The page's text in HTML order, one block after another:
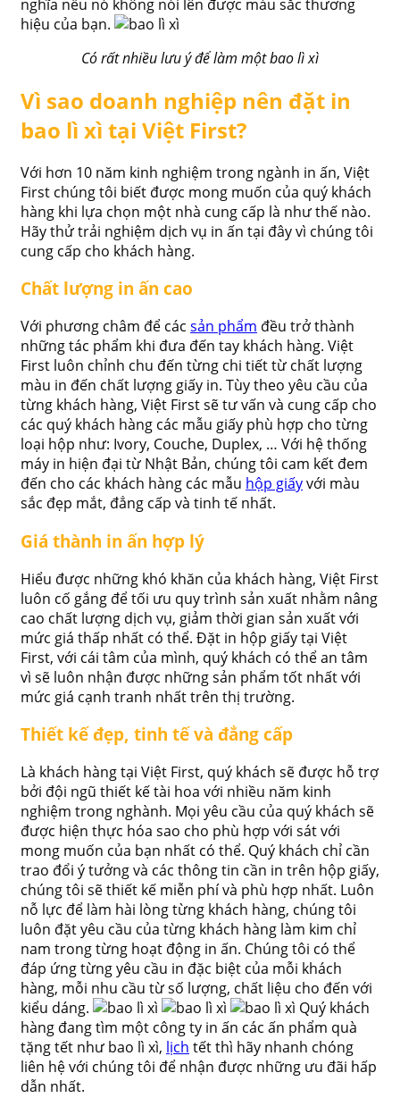
nghĩa nếu nó không nói lên được màu sắc thương
hiệu của bạn.
Có rất nhiều lưu ý để làm một bao lì xì
Vì sao doanh nghiệp nên đặt in
bao lì xì tại Việt First?
Với hơn 10 năm kinh nghiệm trong ngành in ấn, Việt
First chúng tôi biết được mong muốn của quý khách
hàng khi lựa chọn một nhà cung cấp là như thế nào.
Hãy thử trải nghiệm dịch vụ in ấn tại đây vì chúng tôi
cung cấp cho khách hàng.
Chất lượng in ấn cao
Với phương châm để các sản phẩm đều trở thành
những tác phẩm khi đưa đến tay khách hàng. Việt
First luôn chỉnh chu đến từng chi tiết từ chất lượng
màu in đến chất lượng giấy in. Tùy theo yêu cầu của
từng khách hàng, Việt First sẽ tư vấn và cung cấp cho
các quý khách hàng các mẫu giấy phù hợp cho từng
loại hộp như: Ivory, Couche, Duplex, … Với hệ thống
máy in hiện đại từ Nhật Bản, chúng tôi cam kết đem
đến cho các khách hàng các mẫu hộp giấyvới màu
sắc đẹp mắt, đẳng cấp và tinh tế nhất.
Giá thành in ấn hợp lý
Hiểu được những khó khăn của khách hàng, Việt First
luôn cố gắng để tối ưu quy trình sản xuất nhằm nâng
cao chất lượng dịch vụ, giảm thời gian sản xuất với
mức giá thấp nhất có thể. Đặt in hộp giấy tại Việt
First, với cái tâm của mình, quý khách có thể an tâm
vì sẽ luôn nhận được những sản phẩm tốt nhất với
mức giá cạnh tranh nhất trên thị trường.
Thiết kế đẹp, tinh tế và đẳng cấp
Là khách hàng tại Việt First, quý khách sẽ được hỗ trợ
bởi đội ngũ thiết kế tài hoa với nhiều năm kinh
nghiệm trong nghành. Mọi yêu cầu của quý khách sẽ
được hiện thực hóa sao cho phù hợp với sát với
mong muốn của bạn nhất có thể. Quý khách chỉ cần
trao đổi ý tưởng và các thông tin cần in trên hộp giấy,
chúng tôi sẽ thiết kế miễn phí và phù hợp nhất. Luôn
nỗ lực để làm hài lòng từng khách hàng, chúng tôi
luôn đặt yêu cầu của từng khách hàng làm kim chỉ
nam trong từng hoạt động in ấn. Chúng tôi có thể
đáp ứng từng yêu cầu in đặc biệt của mỗi khách
hàng, mỗi nhu cầu từ số lượng, chất liệu cho đến với
kiểu dáng.
Quý khách
hàng đang tìm một công ty in ấn các ấn phẩm quà
tặng tết như bao lì xì, lịch tết thì hãy nhanh chóng
liên hệ với chúng tôi để nhận được những ưu đãi hấp
dẫn nhất.